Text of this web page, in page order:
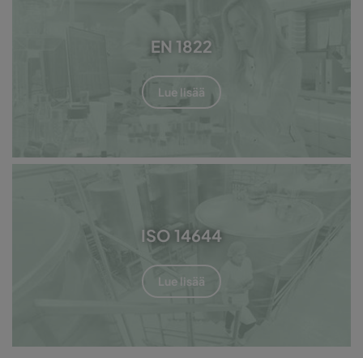
EN 1822
Lue lisää
ISO 14644
Lue lisää